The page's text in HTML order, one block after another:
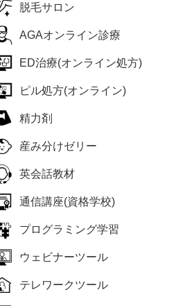
脱毛サロン
AGAオンライン診療
ED治療(オンライン処方)
ピル処方(オンライン)
精力剤
産み分けゼリー
英会話教材
通信講座(資格学校)
プログラミング学習
ウェビナーツール
テレワークツール